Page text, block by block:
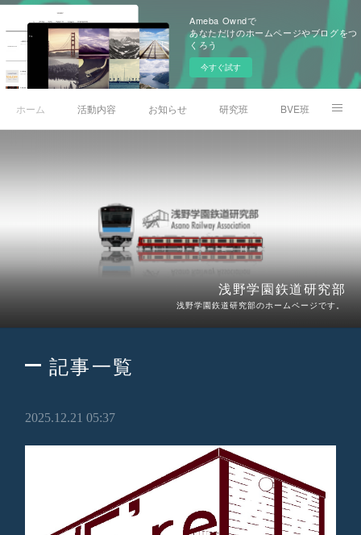
Ameba Owndで
あなただけのホームページやブログをつ
くろう
今すぐ試す
ホーム 活動内容 お知らせ 研究班 BVE班
浅野学園鉃道研究部
浅野学園鉃道研究部のホームページです。
記事一覧
2025.12.21 05:37